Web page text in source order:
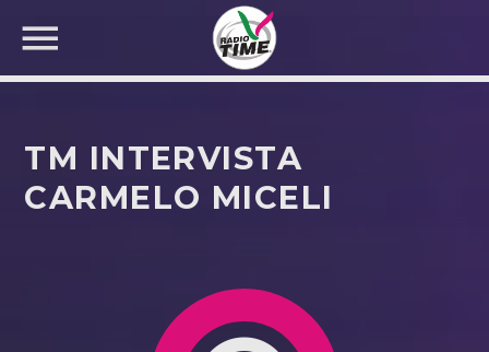
TM INTERVISTA
CARMELO MICELI